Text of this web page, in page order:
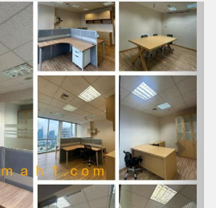
Next